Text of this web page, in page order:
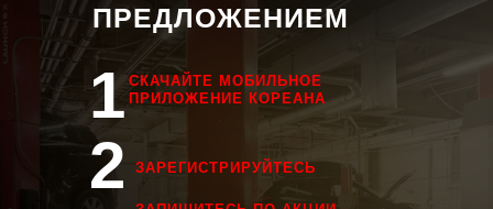
ЗАРЕГИСТРИРУЙТЕСЬ
СКАЧАЙТЕ МОБИЛЬНОЕ
ПРИЛОЖЕНИЕ КОРЕАНА
ПРЕДЛОЖЕНИЕМ
1
2